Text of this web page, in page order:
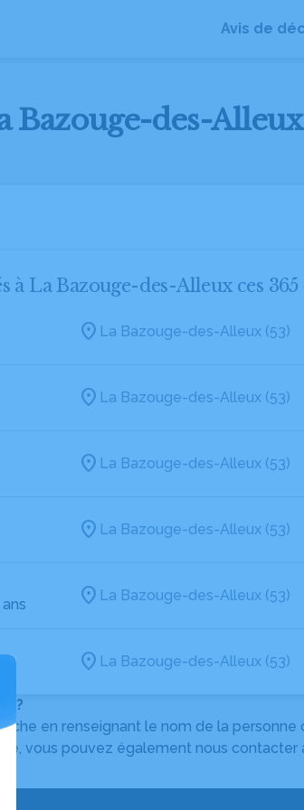
Avis de
Bazouge-des-
à La Bazouge-des-Alleux ces
La Bazouge-des-Alleux (53)
La Bazouge-des-Alleux (53)
La Bazouge-des-Alleux (53)
La Bazouge-des-Alleux (53)
La Bazouge-des-Alleux (53)
La Bazouge-des-Alleux (53)
?
en renseignant le nom de la
vous pouvez également nous contacter